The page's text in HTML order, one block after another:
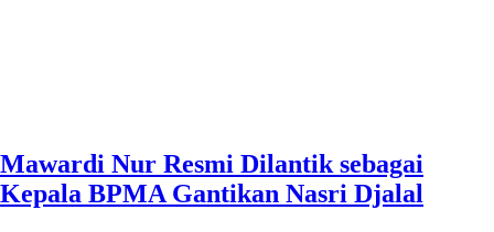
Mawardi Nur Resmi Dilantik sebagai
Kepala BPMA Gantikan Nasri Djalal